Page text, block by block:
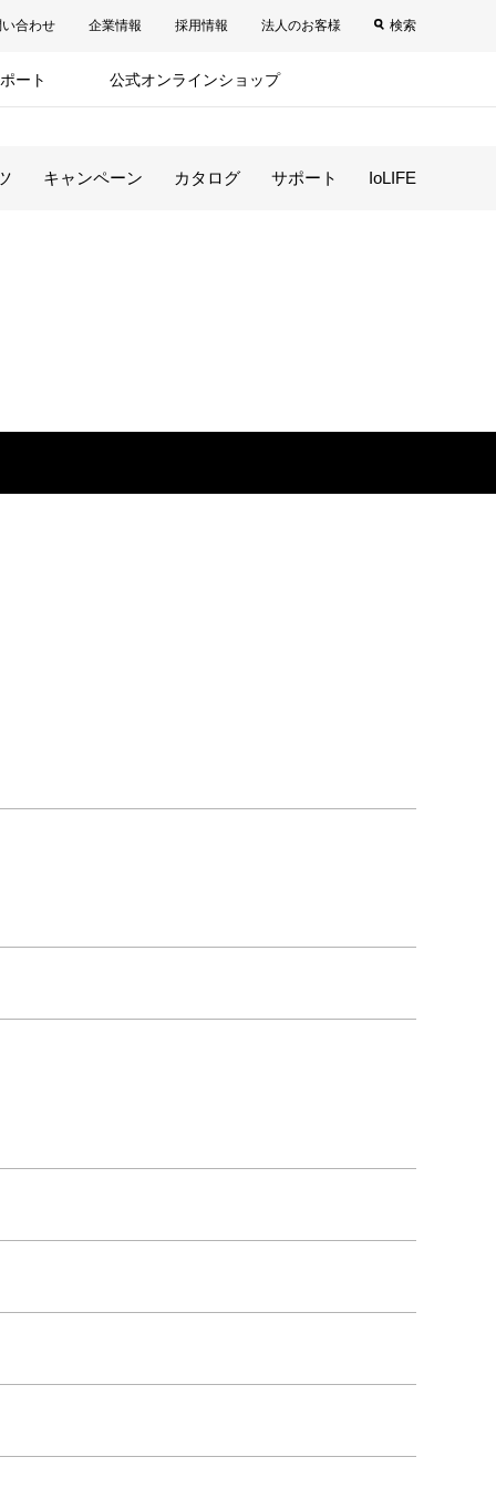
い合わせ 企業情報 採用情報 法人のお客様 検索
ート 公式オンラインショップ
キャンペーン カタログ サポート IoLIFE